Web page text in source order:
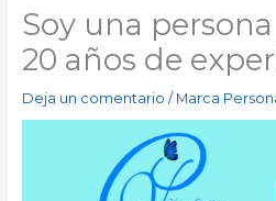
Soy una
20 años de
Deja un comentario / Marca